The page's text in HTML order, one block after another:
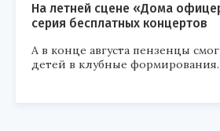
На летней сцене «Дома
серия бесплатных концертов
А в конце августа пензенцы
детей в клубные формирования.